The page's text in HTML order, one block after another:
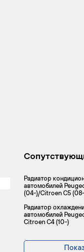
Радиатор
автомобилей
(04-)/Citroen C5
Радиатор
автомобилей
Citroen C4 (10-)